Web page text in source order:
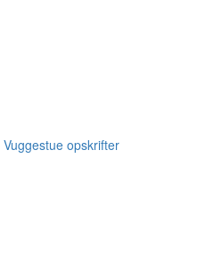
Vuggestue opskrifter